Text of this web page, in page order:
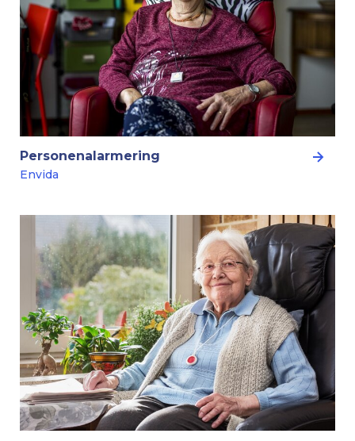
Personenalarmering
Envida